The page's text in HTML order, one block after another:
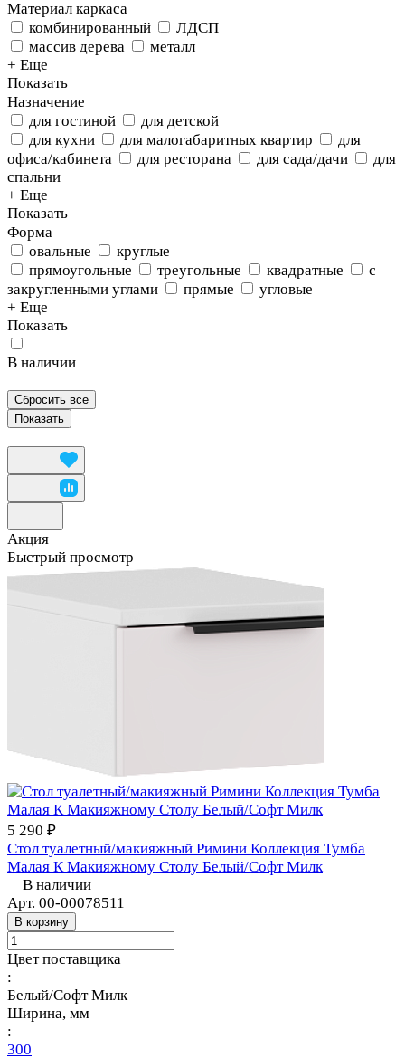
Материал каркаса
комбинированный
ЛДСП
массив дерева
металл
+ Еще
Показать
Назначение
для гостиной
для детской
для кухни
для малогабаритных квартир
для
офиса/кабинета
для ресторана для сада/дачи
для
спальни
+ Еще
Показать
Форма
овальные
круглые
прямоугольные
треугольные квадратные
с
закругленными углами
прямые
угловые
+ Еще
Показать
В наличии
Сбросить все
Акция
Быстрый просмотр
5 290 ₽
Стол туалетный/макияжный Римини Коллекция Тумба
Малая К Макияжному Столу Белый/Софт Милк
В наличии
Арт. 00-00078511
В корзину
Цвет поставщика
:
Белый/Софт Милк
Ширина, мм
:
300